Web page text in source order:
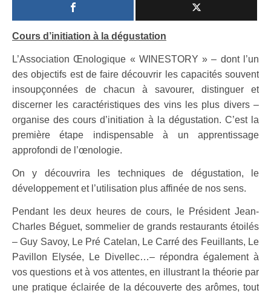
Cours d’initiation à la dégustation
L’Association Œnologique « WINESTORY » – dont l’un
des objectifs est de faire découvrir les capacités souvent
insoupçonnées de chacun à savourer, distinguer et
discerner les caractéristiques des vins les plus divers –
organise des cours d’initiation à la dégustation. C’est la
première étape indispensable à un apprentissage
approfondi de l’œnologie.
On y découvrira les techniques de dégustation, le
développement et l’utilisation plus affinée de nos sens.
Pendant les deux heures de cours, le Président Jean-
Charles Béguet, sommelier de grands restaurants étoilés
– Guy Savoy, Le Pré Catelan, Le Carré des Feuillants, Le
Pavillon Elysée, Le Divellec…– répondra également à
vos questions et à vos attentes, en illustrant la théorie par
une pratique éclairée de la découverte des arômes, tout